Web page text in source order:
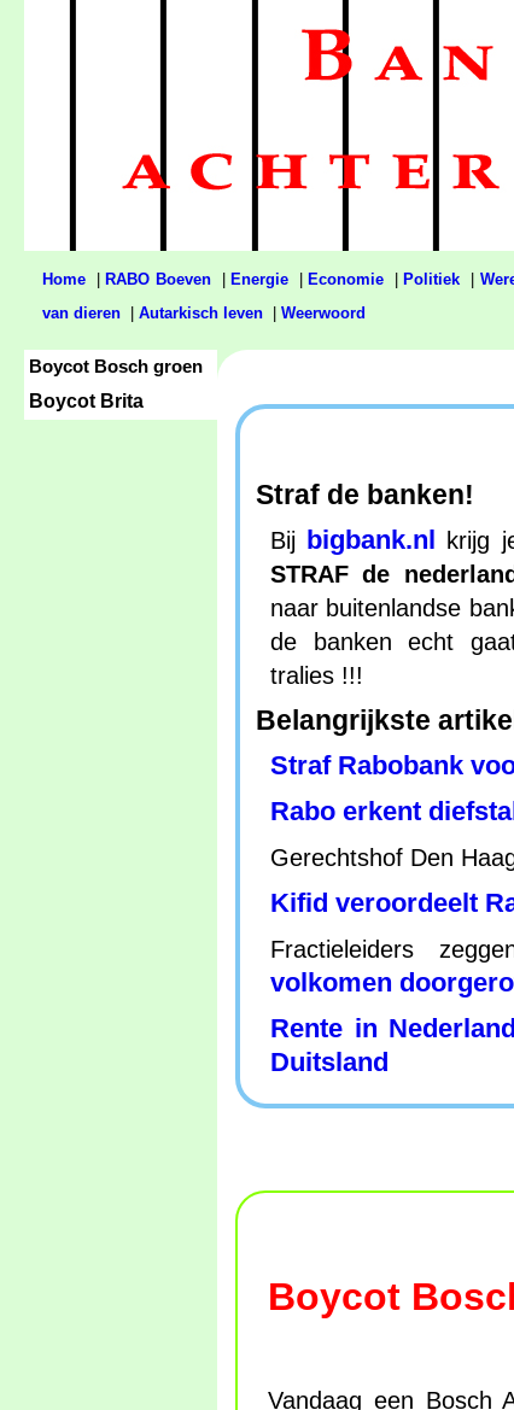
Home RABO Boeven| Energie| Economie Politiek
van dieren
Autarkisch leven Weerwoord
Straf de banken!
Bij bigbank.nl krijg
STRAF de
naar buitenlandse
de banken echt
tralies !!!
Belangrijkste
Straf Rabobank
Rabo erkent
Gerechtshof Den
Kifid veroordeelt
Fractieleiders
volkomen
Rente in
Duitsland
Boycot
Vandaag een Bosch
Boycot Bosch groen
Boycot Brita